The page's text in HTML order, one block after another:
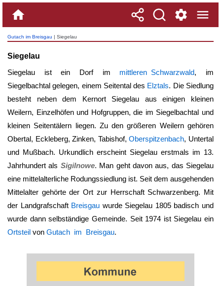
Gutach im Breisgau | Siegelau
Siegelau
Siegelau ist ein Dorf im mittleren Schwarzwald, im
Siegelbachtal gelegen, einem Seitental des Elztals. Die Siedlung
besteht neben dem Kernort Siegelau aus einigen kleinen
Weilern, Einzelhöfen und Hofgruppen, die im Siegelbachtal und
kleinen Seitentälern liegen. Zu den größeren Weilern gehören
Obertal, Eckleberg, Zinken, Tabishof,Oberspitzenbach, Untertal
und Mußbach. Urkundlich erscheint Siegelau erstmals im 13.
Jahrhundert als Sigilnowe. Man geht davon aus, das Siegelau
eine mittelalterliche Rodungssiedlung ist. Seit dem ausgehenden
Mittelalter gehörte der Ort zur Herrschaft Schwarzenberg. Mit
der Landgrafschaft Breisgau wurde Siegelau 1805 badisch und
wurde dann selbständige Gemeinde. Seit 1974 ist Siegelau ein
Ortsteil von Gutach im Breisgau.